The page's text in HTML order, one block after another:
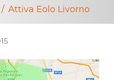
Attiva Eolo Livorno